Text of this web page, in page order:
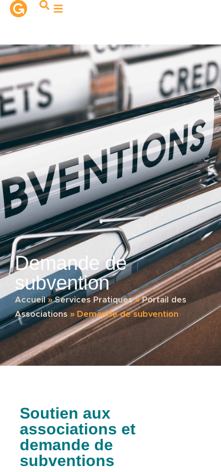
principal
Demande de
subvention
Accueil»Services Pratiques»Portail des
Associations» Demande de subvention
Soutien aux
associations et
demande de
subventions